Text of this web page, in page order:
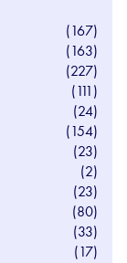
(167)
(163)
(227)
(111)
(24)
(154)
(23)
(2)
(23)
(80)
(33)
(17)